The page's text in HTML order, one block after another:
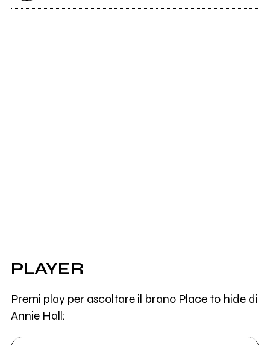
PLAYER
Premi play per ascoltare il brano Place to hide di
Annie Hall: